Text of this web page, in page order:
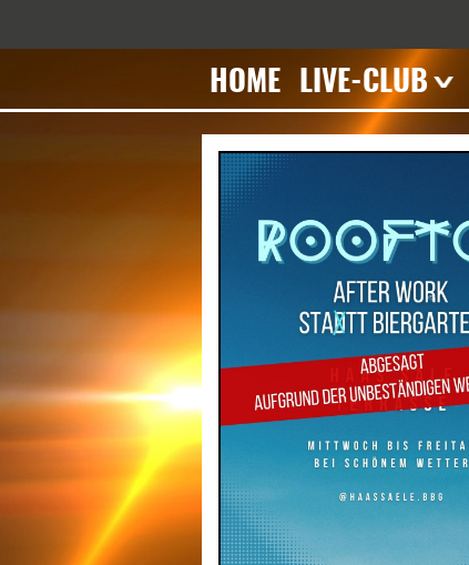
HOME LIVE-CLUB
Veranstaltungen
Impressionen
Mieten